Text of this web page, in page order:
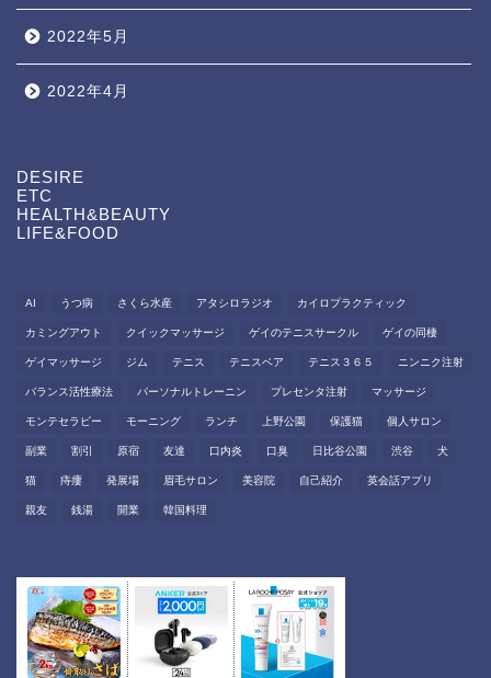
2022年5月
2022年4月
DESIRE
ETC
HEALTH&BEAUTY
LIFE&FOOD
AI うつ病 さくら水産 アタシロラジオ カイロプラクティック
カミングアウト クイックマッサージ ゲイのテニスサークル ゲイの同棲
ゲイマッサージ ジム テニス テニスベア テニス３６５ ニンニク注射
バランス活性療法 パーソナルトレーニン プレセンタ注射 マッサージ
モンテセラピー モーニング ランチ 上野公園 保護猫 個人サロン
副業 割引 原宿 友達 口内炎 口臭 日比谷公園 渋谷 犬
猫 痔瘻 発展場 眉毛サロン 美容院 自己紹介 英会話アプリ
親友 銭湯 開業 韓国料理